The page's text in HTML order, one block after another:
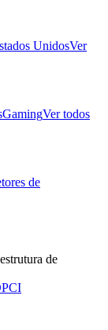
UnidosVer
GamingVer todos
de
de
PCI